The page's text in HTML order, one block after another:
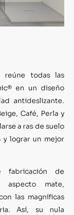
reúne todas las
en un diseño
antideslizante.
Café, Perla y
a ras de suelo
y lograr un mejor
fabricación de
aspecto mate,
las magníficas
Así, su nula